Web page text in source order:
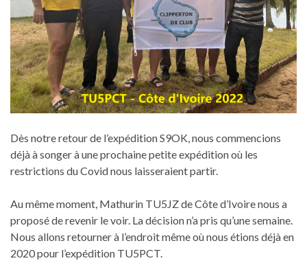
Dès notre retour de l’expédition S9OK, nous commencions
déjà à songer à une prochaine petite expédition où les
restrictions du Covid nous laisseraient partir.
Au même moment, Mathurin TU5JZ de Côte d’Ivoire nous a
proposé de revenir le voir. La décision n’a pris qu’une semaine.
Nous allons retourner à l’endroit même où nous étions déjà en
2020 pour l’expédition TU5PCT.